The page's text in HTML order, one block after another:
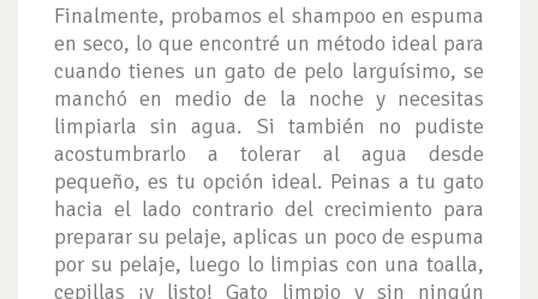
Finalmente, probamos el shampoo en espuma
en seco, lo que encontré un método ideal para
cuando tienes un gato de pelo larguísimo, se
manchó en medio de la noche y necesitas
limpiarla sin agua. Si también no pudiste
acostumbrarlo a tolerar al agua desde
pequeño, es tu opción ideal. Peinas a tu gato
hacia el lado contrario del crecimiento para
preparar su pelaje, aplicas un poco de espuma
por su pelaje, luego lo limpias con una toalla,
cepillas ¡y listo! Gato limpio y sin ningún